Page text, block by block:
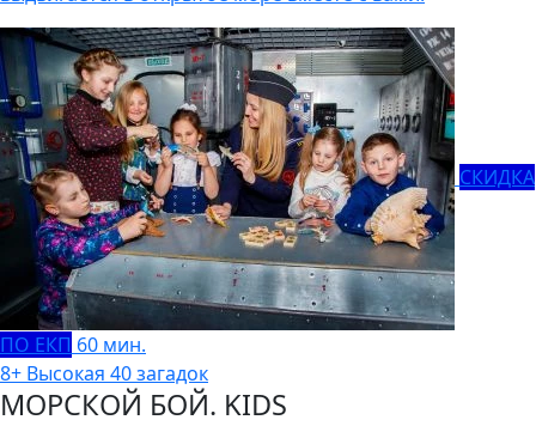
СКИДКА
ПО ЕКП 60 мин.
8+ Высокая 40 загадок
МОРСКОЙ БОЙ. KIDS